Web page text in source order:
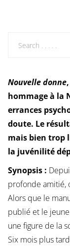
Nouvelle donne
hommage à la
errances
doute. Le
mais bien trop
la juvénilité
Synopsis :
profonde amitié,
Alors que le
publié et le
une figure de la
Six mois plus